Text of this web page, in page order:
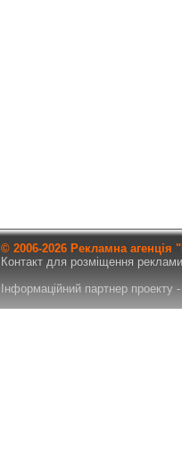
© 2006-2026 Рекламна
Контакт для розміщення
Інформаційний партнер проекту